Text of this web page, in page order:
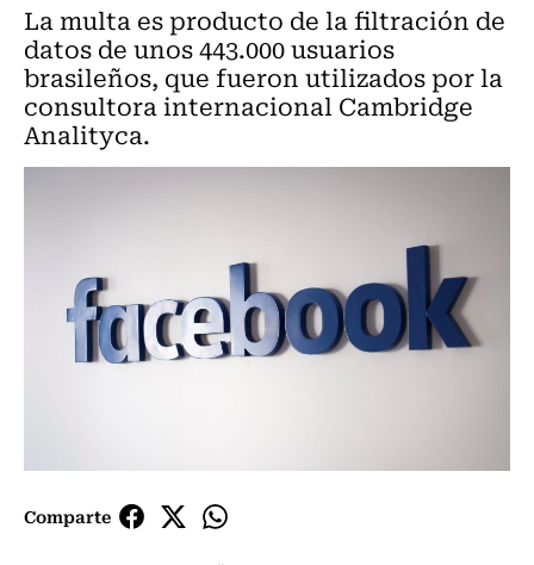
La multa es producto de la filtración de
datos de unos 443.000 usuarios
brasileños, que fueron utilizados por la
consultora internacional Cambridge
Analityca.
Comparte